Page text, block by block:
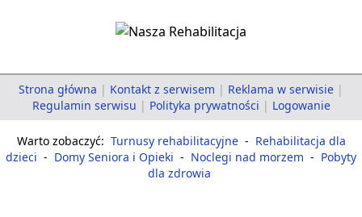
Strona główna | Kontakt z serwisem | Reklama w serwisie |
Regulamin serwisu | Polityka prywatności | Logowanie
Warto zobaczyć: Turnusy rehabilitacyjne - Rehabilitacja dla
dzieci - Domy Seniora i Opieki - Noclegi nad morzem - Pobyty
dla zdrowia